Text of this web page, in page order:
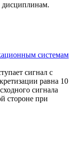
дисциплинам.
системам
сигнал с
равна 10
сигнала
стороне при